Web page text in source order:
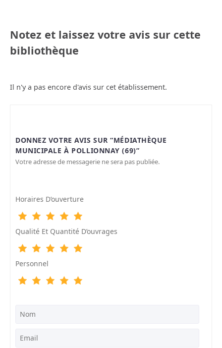
Notez et laissez votre avis sur cette
bibliothèque
Il n'y a pas encore d'avis sur cet établissement.
DONNEZ VOTRE AVIS SUR “MÉDIATHÈQUE
MUNICIPALE À POLLIONNAY (69)”
Votre adresse de messagerie ne sera pas publiée.
Horaires D’ouverture
Qualité Et Quantité D’ouvrages
Personnel